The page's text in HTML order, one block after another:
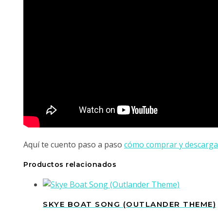
Aquí te cuento paso a paso cómo comprar y
Productos relacionados
SKYE BOAT SONG (OUTLANDER THEME)